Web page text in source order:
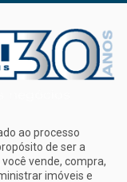
ao processo
de ser a
vende, compra,
imóveis e